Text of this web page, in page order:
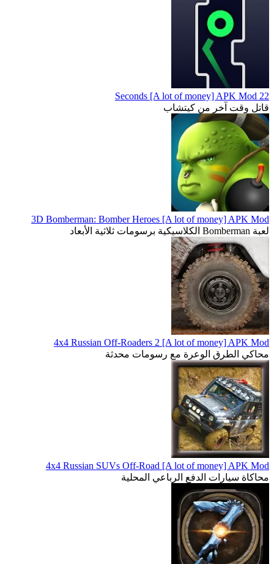
22 Seconds [A lot of money] APK Mod
قاتل وقت آخر من كيتشاب
3D Bomberman: Bomber Heroes [A lot of money] APK Mod
لعبة Bomberman الكلاسيكية برسومات ثلاثية الأبعاد
4x4 Russian Off-Roaders 2 [A lot of money] APK Mod
محاكي الطرق الوعرة مع رسومات محدثة
4x4 Russian SUVs Off-Road [A lot of money] APK Mod
محاكاة سيارات الدفع الرباعي المحلية